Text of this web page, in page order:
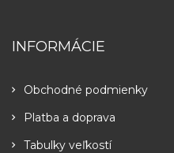
INFORMÁCIE
Obchodné podmienky
Platba a doprava
Tabulky veľkostí